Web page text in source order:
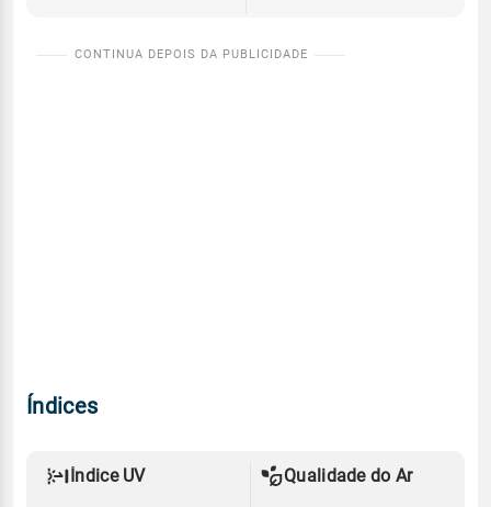
Índices
Índice UV Qualidade do Ar